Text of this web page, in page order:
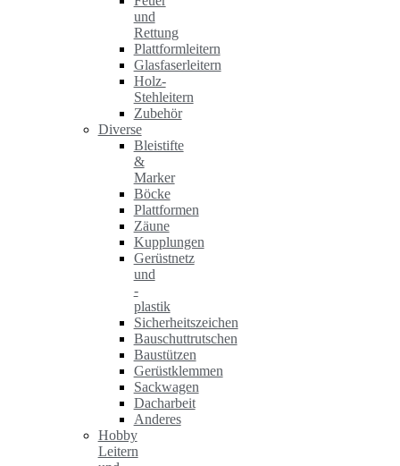
und
Rettung
Plattformleitern
Glasfaserleitern
Holz-
Stehleitern
Zubehör
Diverse
Bleistifte
&
Marker
Böcke
Plattformen
Zäune
Kupplungen
Gerüstnetz
und
-
plastik
Sicherheitszeichen
Bauschuttrutschen
Baustützen
Gerüstklemmen
Sackwagen
Dacharbeit
Anderes
Hobby
Leitern